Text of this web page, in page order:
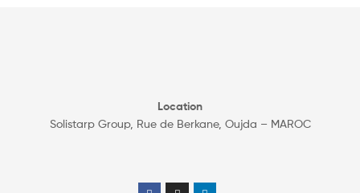
Location
Solistarp Group, Rue de Berkane, Oujda – MAROC